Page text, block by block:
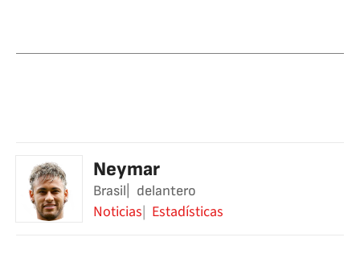
Neymar
Brasil delantero
Noticias Estadísticas